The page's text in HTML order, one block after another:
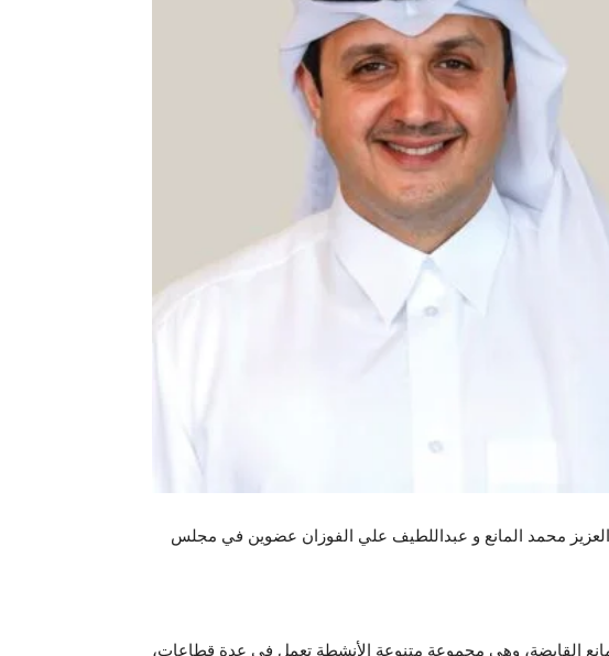
محمد المانع و عبداللطيف علي الفوزان عضوين في مجلس
الرئيس التنفيذي لشركة المانع القابضة، وهي مجموعة متنوعة الأنشطة تعمل في عدة قطاعات،